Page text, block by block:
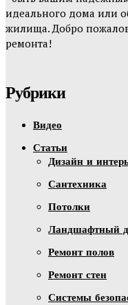
идеального дома или
жилища. Добро
ремонта!
Рубрики
Видео
Статьи
Дизайн и
Сантехника
Потолки
Ландшафтный
Ремонт полов
Ремонт стен
Системы